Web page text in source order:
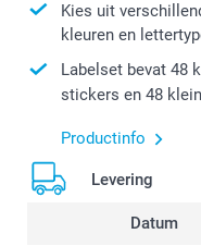
Kies uit
kleuren en
Labelset bevat 48
stickers en 48
Productinfo
Levering
Datum